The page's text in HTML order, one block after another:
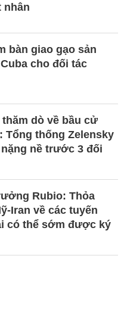
nhân
bàn giao gạo sản
cho đối tác
thăm dò về bầu cử
Tổng thống Zelensky
nề trước 3 đối
Rubio: Thỏa
Iran về các tuyến
có thể sớm được ký